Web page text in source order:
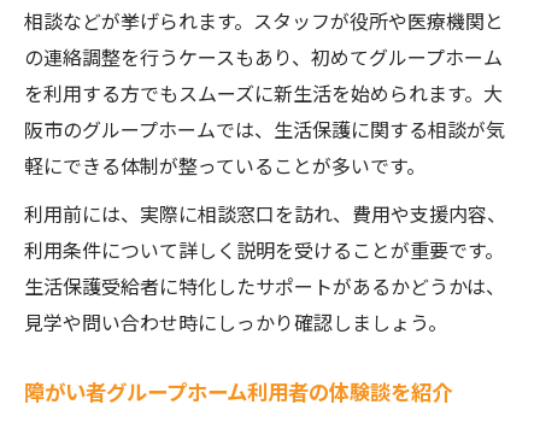
相談などが挙げられます。スタッフが役所や医療機関と
の連絡調整を行うケースもあり、初めてグループホーム
を利用する方でもスムーズに新生活を始められます。大
阪市のグループホームでは、生活保護に関する相談が気
軽にできる体制が整っていることが多いです。
利用前には、実際に相談窓口を訪れ、費用や支援内容、
利用条件について詳しく説明を受けることが重要です。
生活保護受給者に特化したサポートがあるかどうかは、
見学や問い合わせ時にしっかり確認しましょう。
障がい者グループホーム利用者の体験談を紹介